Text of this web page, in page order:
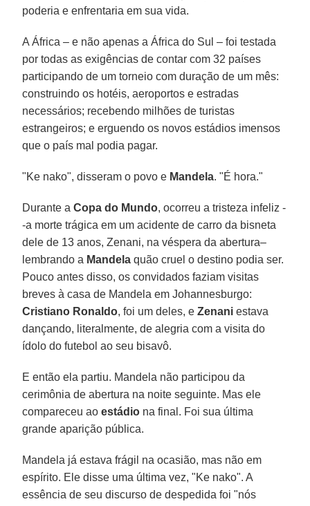
poderia e enfrentaria em sua vida.
A África – e não apenas a África do Sul – foi testada
por todas as exigências de contar com 32 países
participando de um torneio com duração de um mês:
construindo os hotéis, aeroportos e estradas
necessários; recebendo milhões de turistas
estrangeiros; e erguendo os novos estádios imensos
que o país mal podia pagar.
"Ke nako", disseram o povo e Mandela. "É hora."
Durante aCopa do Mundo, ocorreu a tristeza infeliz -
-a morte trágica em um acidente de carro da bisneta
dele de 13 anos, Zenani, na véspera da abertura–
lembrando a Mandela quão cruel o destino podia ser.
Pouco antes disso, os convidados faziam visitas
breves à casa de Mandela em Johannesburgo:
Cristiano Ronaldo, foi um deles, eZenani estava
dançando, literalmente, de alegria com a visita do
ídolo do futebol ao seu bisavô.
E então ela partiu. Mandela não participou da
cerimônia de abertura na noite seguinte. Mas ele
compareceu aoestádio na final. Foi sua última
grande aparição pública.
Mandela já estava frágil na ocasião, mas não em
espírito. Ele disse uma última vez, "Ke nako". A
essência de seu discurso de despedida foi "nós